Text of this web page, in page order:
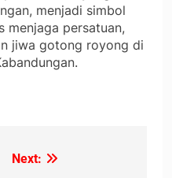
menjadi simbol
menjaga persatuan,
jiwa gotong royong di
Next: